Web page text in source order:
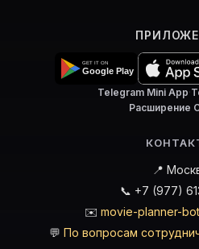
Telegram Mini App·
Расширение
📍
📞 +7 (977)
✉️ movie-planner-
💬 По вопросам